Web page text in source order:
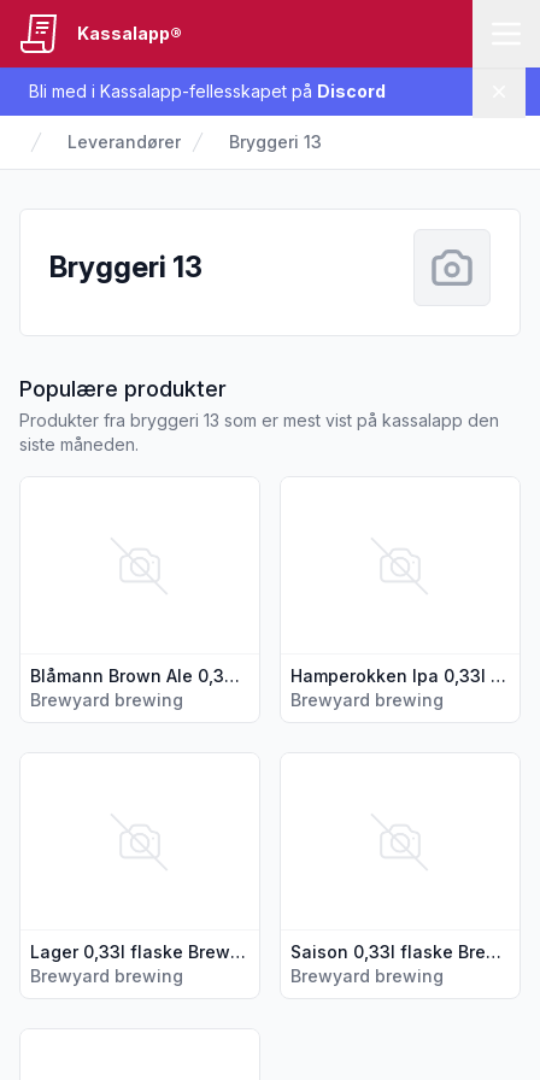
Bli med i Kassalapp-fellesskapet på Discord
Kassalapp®
Leverandører Bryggeri 13
Bryggeri 13
Populære produkterfra Bryggeri 13
Produkter fra bryggeri 13 som er mest vist på kassalapp den
siste måneden.
Blåmann Brown Ale 0,33l flaske Brewyard
Brewyard brewing
Hamperokken Ipa 0,33l flaske Brewyard Brewing
Brewyard brewing
Lager 0,33l flaske Brewyard Brewing
Brewyard brewing
Vis flere detaljer for produktet "Lager 0,33l flaske
Saison 0,33l flaske Brewyard Brewing
Brewyard brewing
Vis flere detaljer for
Vis flere detaljer for produktet "Storstolpan Pale Ale 0,33l